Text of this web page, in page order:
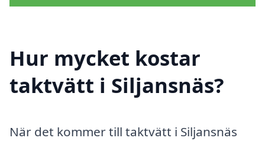
Hur mycket kostar
taktvätt i Siljansnäs?
När det kommer till taktvätt i Siljansnäs